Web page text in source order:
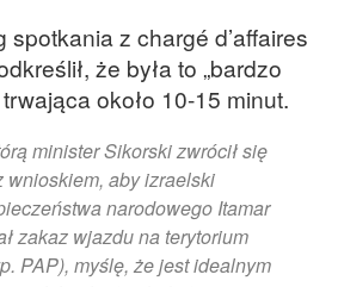
spotkania z chargé d’affaires
że była to „bardzo
około 10-15 minut.
minister Sikorski zwrócił się
wnioskiem, aby izraelski
narodowego Itamar
zakaz wjazdu na terytorium
PAP), myślę, że jest idealnym